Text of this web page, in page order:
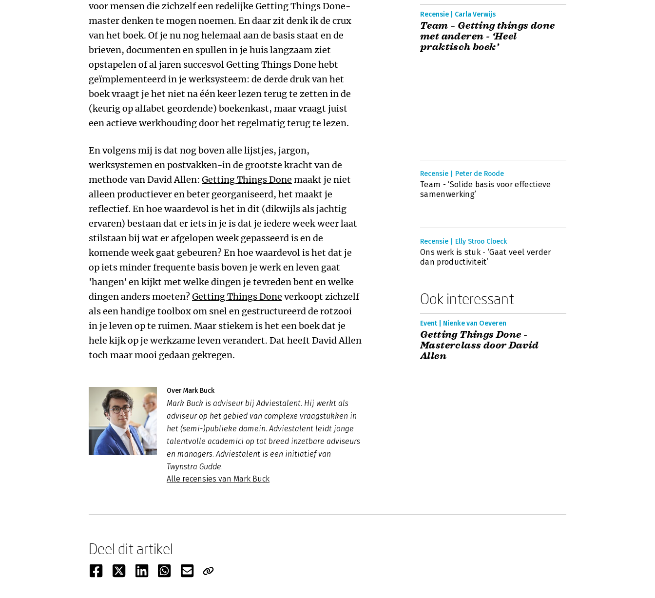
voor mensen die zichzelf een redelijke Getting Things Done-
master denken te mogen noemen. En daar zit denk ik de crux
van het boek. Of je nu nog helemaal aan de basis staat en de
brieven, documenten en spullen in je huis langzaam ziet
opstapelen of al jaren succesvol Getting Things Done hebt
geïmplementeerd in je werksysteem: de derde druk van het
boek vraagt je het niet na één keer lezen terug te zetten in de
(keurig op alfabet geordende) boekenkast, maar vraagt juist
een actieve werkhouding door het regelmatig terug te lezen.
En volgens mij is dat nog boven alle lijstjes, jargon,
werksystemen en postvakken-in de grootste kracht van de
methode van David Allen: Getting Things Done maakt je niet
alleen productiever en beter georganiseerd, het maakt je
reflectief. En hoe waardevol is het in dit (dikwijls als jachtig
ervaren) bestaan dat er iets in je is dat je iedere week weer laat
stilstaan bij wat er afgelopen week gepasseerd is en de
komende week gaat gebeuren? En hoe waardevol is het dat je
op iets minder frequente basis boven je werk en leven gaat
'hangen' en kijkt met welke dingen je tevreden bent en welke
dingen anders moeten?Getting Things Done verkoopt zichzelf
als een handige toolbox om snel en gestructureerd de rotzooi
in je leven op te ruimen. Maar stiekem is het een boek dat je
hele kijk op je werkzame leven verandert. Dat heeft David Allen
toch maar mooi gedaan gekregen.
Over Mark Buck
Mark Buck is adviseur bij Adviestalent. Hij werkt als
adviseur op het gebied van complexe vraagstukken in
het (semi-)publieke domein. Adviestalent leidt jonge
talentvolle academici op tot breed inzetbare adviseurs
en managers. Adviestalent is een initiatief van
Twynstra Gudde.
Alle recensies van Mark Buck
Recensie | Carla Verwijs
Team – Getting things done
met anderen - ‘Heel
praktisch boek’
Recensie | Peter de Roode
Team - ‘Solide basis voor effectieve
samenwerking’
Recensie | Elly Stroo Cloeck
Ons werk is stuk - ‘Gaat veel verder
dan productiviteit’
Ook interessant
Event | Nienke van Oeveren
Getting Things Done -
Masterclass door David
Allen
Deel dit artikel